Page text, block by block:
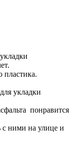
пластика.
укладки
понравится
ними на улице и